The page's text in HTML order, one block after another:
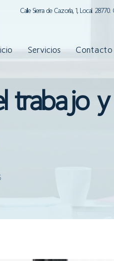
Calle Sierra de Cazorla, 1, Local.
Servicios Contacto
trabajo y